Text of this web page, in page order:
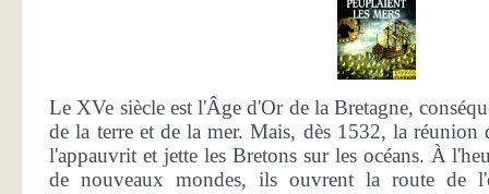
Le XVe siècle est l'Âge d'Or de la Bretagne,
de la terre et de la mer. Mais, dès 1532, la réunion
l'appauvrit et jette les Bretons sur les océans. À
de nouveaux mondes, ils ouvrent la route de